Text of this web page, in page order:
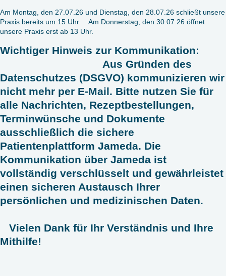
Am Montag, den 27.07.26 und Dienstag, den 28.07.26 schließt unsere
Praxis bereits um 15 Uhr. Am Donnerstag, den 30.07.26 öffnet
unsere Praxis erst ab 13 Uhr.
Wichtiger Hinweis zur Kommunikation:
Aus Gründen des
Datenschutzes (DSGVO) kommunizieren wir
nicht mehr per E-Mail. Bitte nutzen Sie für
alle Nachrichten, Rezeptbestellungen,
Terminwünsche und Dokumente
ausschließlich die sichere
Patientenplattform Jameda. Die
Kommunikation über Jameda ist
vollständig verschlüsselt und gewährleistet
einen sicheren Austausch Ihrer
persönlichen und medizinischen Daten.
Vielen Dank für Ihr Verständnis und Ihre
Mithilfe!